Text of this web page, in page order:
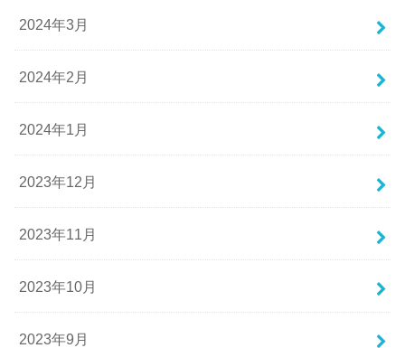
2024年3月
2024年2月
2024年1月
2023年12月
2023年11月
2023年10月
2023年9月